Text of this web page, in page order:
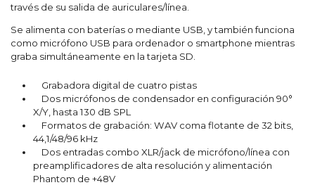
través de su salida de auriculares/línea.
Se alimenta con baterías o mediante USB, y también funciona
como micrófono USB para ordenador o smartphone mientras
graba simultáneamente en la tarjeta SD.
Grabadora digital de cuatro pistas
Dos micrófonos de condensador en configuración 90°
X/Y, hasta 130 dB SPL
Formatos de grabación: WAV coma flotante de 32 bits,
44,1/48/96 kHz
Dos entradas combo XLR/jack de micrófono/línea con
preamplificadores de alta resolución y alimentación
Phantom de +48V